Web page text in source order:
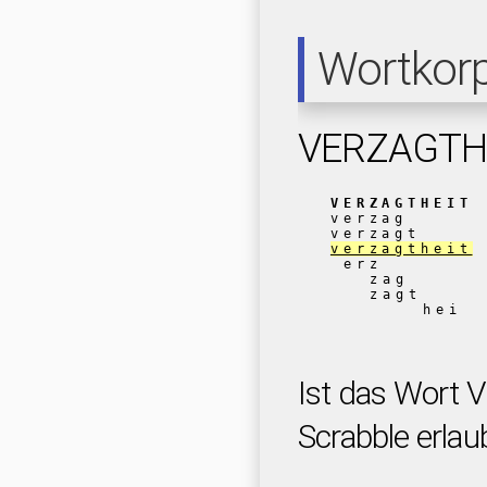
VERZAGTHEIT
verzag
verzagt
verzagtheit
erz
zag
zagt
hei
Ist das Wort
Scrabble